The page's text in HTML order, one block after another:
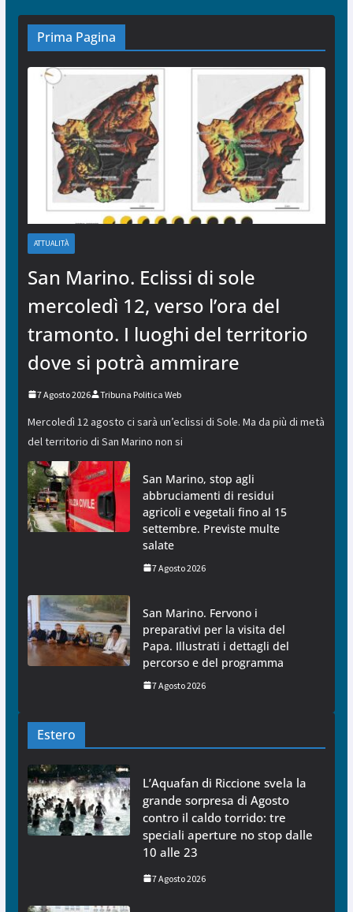
Prima Pagina
ATTUALITÀ
San Marino. Eclissi di sole
mercoledì 12, verso l’ora del
tramonto. I luoghi del territorio
dove si potrà ammirare
7 Agosto 2026 Tribuna Politica Web
Mercoledì 12 agosto ci sarà un’eclissi di Sole. Ma da più di metà
del territorio di San Marino non si
San Marino, stop agli
abbruciamenti di residui
agricoli e vegetali fino al 15
settembre. Previste multe
salate
7 Agosto 2026
San Marino. Fervono i
preparativi per la visita del
Papa. Illustrati i dettagli del
percorso e del programma
7 Agosto 2026
Estero
L’Aquafan di Riccione svela la
grande sorpresa di Agosto
contro il caldo torrido: tre
speciali aperture no stop dalle
10 alle 23
7 Agosto 2026